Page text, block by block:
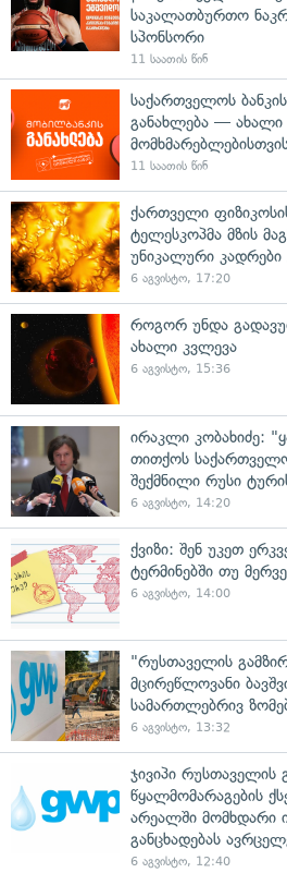
საკალათბურთო
სპონსორი
11 საათის წინ
საქართველოს
განახლება — ახალი
11 საათის წინ
ქართველი
ტელესკოპმა მზის
უნიკალური
6 აგვისტო, 17:20
როგორ უნდა
ახალი კვლევა
6 აგვისტო, 15:36
ირაკლი კობახიძე:
თითქოს
შექმნილი რუსი
6 აგვისტო, 14:20
ქვიზი: შენ უკეთ
ტერმინებში თუ
6 აგვისტო, 14:00
"რუსთაველის
მცირეწლოვანი
სამართლებრივ
6 აგვისტო, 13:32
ჯივიპი რუსთაველის
წყალმომარაგების
არეალში მომხდარი
განცხადებას
6 აგვისტო, 12:40